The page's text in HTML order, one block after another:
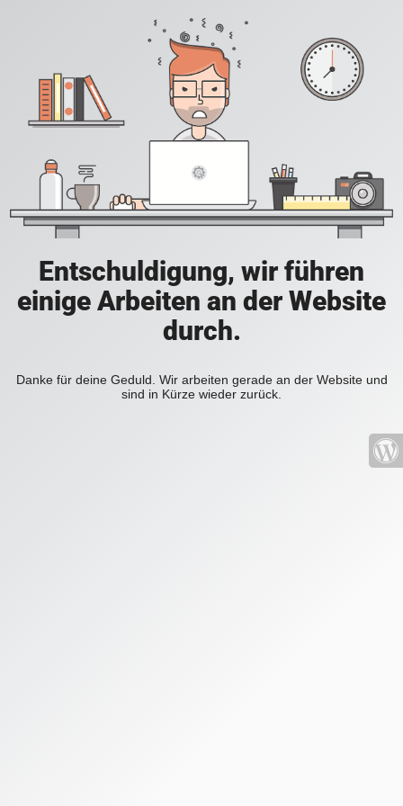
Entschuldigung, wir führen
einige Arbeiten an der Website
durch.
Danke für deine Geduld. Wir arbeiten gerade an der Website und
sind in Kürze wieder zurück.